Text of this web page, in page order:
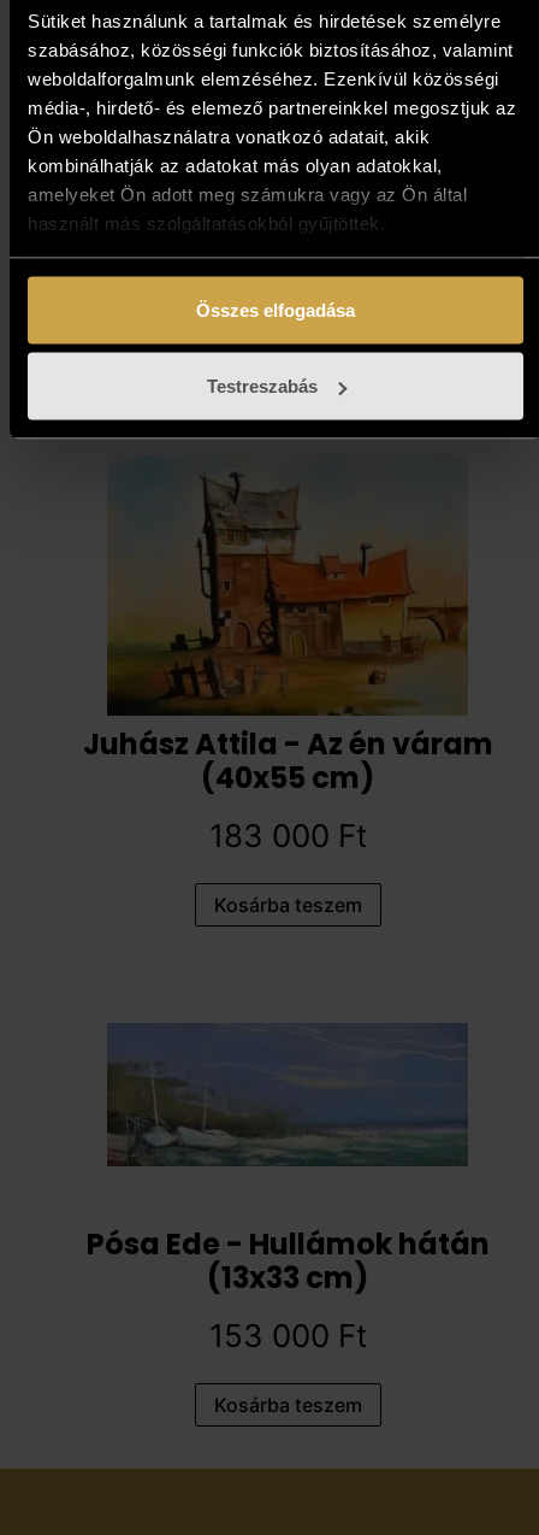
Sütiket használunk a tartalmak és hirdetések személyre
szabásához, közösségi funkciók biztosításához, valamint
weboldalforgalmunk elemzéséhez. Ezenkívül közösségi
média-, hirdető- és elemező partnereinkkel megosztjuk az
Ön weboldalhasználatra vonatkozó adatait, akik
kombinálhatják az adatokat más olyan adatokkal,
amelyeket Ön adott meg számukra vagy az Ön által
használt más szolgáltatásokból gyűjtöttek.
Összes elfogadása
Testreszabás
Neogrády Antal - Piccadilly
Circus (70x70 cm)
997 000Ft
Kosárba teszem
Juhász Attila - Az én váram
(40x55 cm)
183 000 Ft
Kosárba teszem
Pósa Ede - Hullámok hátán
(13x33 cm)
153 000 Ft
Kosárba teszem